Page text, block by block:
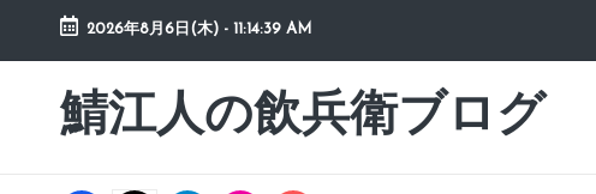
Skip
content
2026年8月6日(木) - 11:14:39 AM
鯖江人の飲兵衛ブログ
日々
の